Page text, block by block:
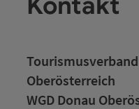
Oberösterreich
WGD Donau